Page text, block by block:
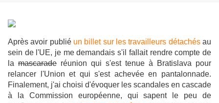
Après avoir publié un billet sur les travailleurs détachésau
sein de l'UE, je me demandais s'il fallait rendre compte de
la mascarade réunion qui s'est tenue à Bratislava pour
relancer l'Union et qui s'est achevée en pantalonnade.
Finalement, j'ai choisi d'évoquer les scandales en cascade
à la Commission européenne, qui sapent le peu de